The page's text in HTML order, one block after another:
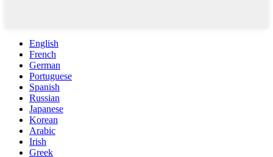
English
French
German
Portuguese
Spanish
Russian
Japanese
Korean
Arabic
Irish
Greek